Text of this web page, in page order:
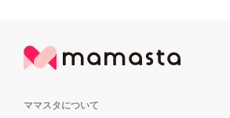
ママスタについて